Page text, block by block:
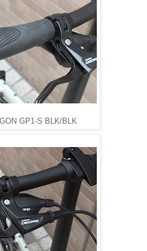
GP1-S BLK/BLK